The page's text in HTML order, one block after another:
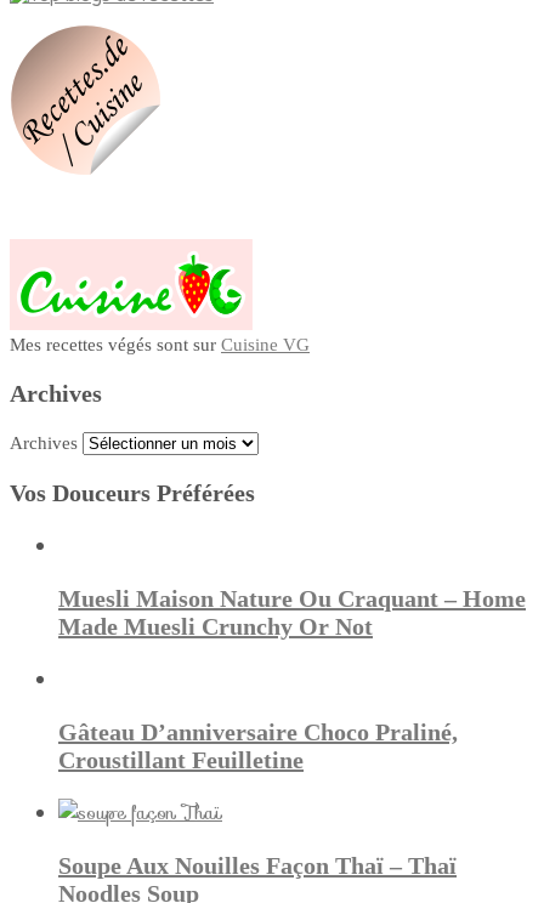
Mes recettes végés sont sur Cuisine VG
Archives
Archives
Vos Douceurs Préférées
Muesli Maison Nature Ou Craquant – Home
Made Muesli Crunchy Or Not
Gâteau D’anniversaire Choco Praliné,
Croustillant Feuilletine
Soupe Aux Nouilles Façon Thaï – Thaï
Noodles Soup